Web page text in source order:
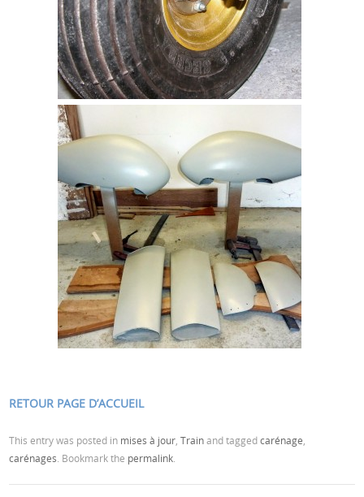
RETOUR PAGE D’ACCUEIL
This entry was posted in mises à jour ,Trainand taggedcarénage
carénages . Bookmark the permalink